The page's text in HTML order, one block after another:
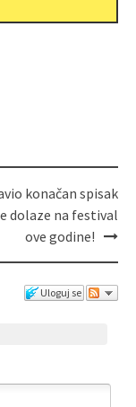
konačan spisak
dolaze na festival
ove godine!
Uloguj se